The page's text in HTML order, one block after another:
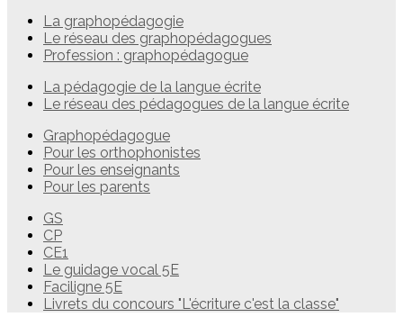
La graphopédagogie
Le réseau des graphopédagogues
Profession : graphopédagogue
La pédagogie de la langue écrite
Le réseau des pédagogues de la langue écrite
Graphopédagogue
Pour les orthophonistes
Pour les enseignants
Pour les parents
GS
CP
CE1
Le guidage vocal 5E
Faciligne 5E
Livrets du concours "L'écriture c'est la classe"